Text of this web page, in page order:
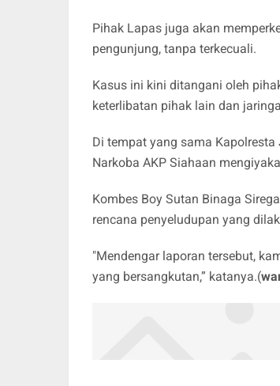
Pihak Lapas juga akan
pengunjung, tanpa terkecuali.
Kasus ini kini ditangani oleh
keterlibatan pihak lain dan
Di tempat yang sama
Narkoba AKP Siahaan
Kombes Boy Sutan Binaga
rencana penyeludupan yang
"Mendengar laporan tersebut,
yang bersangkutan,” katanya.(